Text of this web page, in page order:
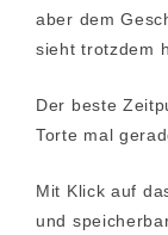
aber dem
sieht trotzdem
Der beste
Torte mal
Mit Klick auf
und